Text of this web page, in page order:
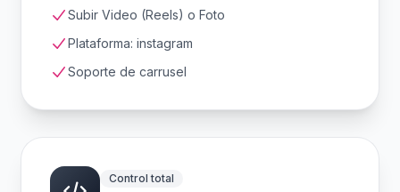
Subir Video (Reels) o Foto
Plataforma: instagram
Soporte de carrusel
Control total